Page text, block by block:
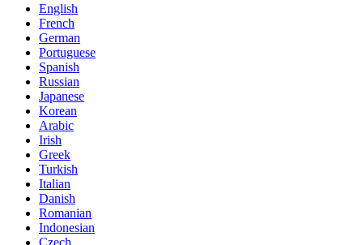
English
French
German
Portuguese
Spanish
Russian
Japanese
Korean
Arabic
Irish
Greek
Turkish
Italian
Danish
Romanian
Indonesian
Czech